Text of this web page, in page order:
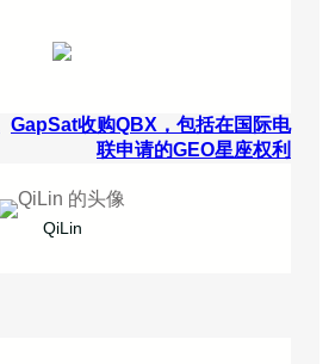
GapSat收购QBX，包括在国际电
联申请的GEO星座权利
QiLin